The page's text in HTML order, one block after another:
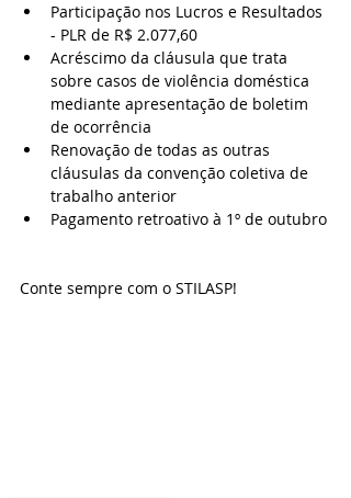
Participação nos Lucros e Resultados
- PLR de R$ 2.077,60
Acréscimo da cláusula que trata
sobre casos de violência doméstica
mediante apresentação de boletim
de ocorrência
Renovação de todas as outras
cláusulas da convenção coletiva de
trabalho anterior
Pagamento retroativo à 1º de outubro
Conte sempre com o STILASP!